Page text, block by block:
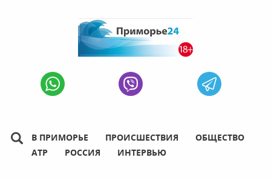
В ПРИМОРЬЕ ПРОИСШЕСТВИЯ
ОБЩЕСТВО
АТР
РОССИЯ ИНТЕРВЬЮ